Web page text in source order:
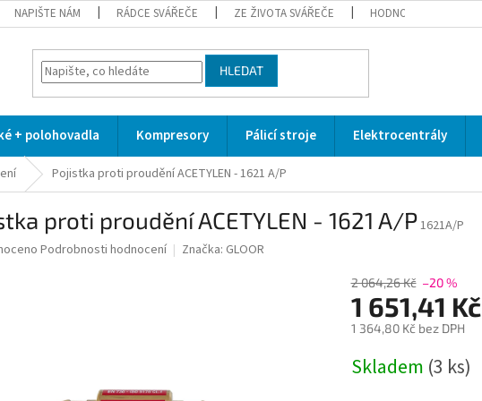
NAPIŠTE NÁM RÁDCE SVÁŘEČE ZE ŽIVOTA SVÁŘEČE HODNOCENÍ OBCHODU
HLEDAT
+ polohovadla Kompresory Pálicí stroje Elektrocentrály
Pojistka proti proudění ACETYLEN - 1621 A/P
proti proudění ACETYLEN - 1621 A/P1621A/P
Podrobnosti hodnocení Značka: GLOOR
2 064,26 Kč –20 %
1 651,41 Kč
1 364,80 Kč bez DPH
cena:
Skladem (3 ks)